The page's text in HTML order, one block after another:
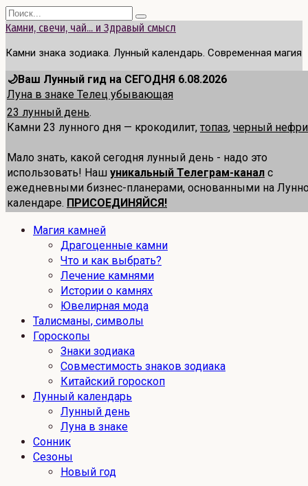
Перейти
к
Search
for:
Камни, свечи, чай... и Здравый смысл
Камни знака зодиака. Лунный календарь. Современная магия
🌙Ваш Лунный гид на СЕГОДНЯ 6.08.2026
Луна в знаке Телец убывающая
23 лунный день.
Камни 23 лунного дня — крокодилит, топаз, черный
Мало знать, какой сегодня лунный день - надо это
использовать! Наш уникальный Телеграм-канал с
ежедневными бизнес-планерами, основанными на
календаре. ПРИСОЕДИНЯЙСЯ!
Магия камней
Драгоценные камни
Что и как выбрать?
Лечение камнями
Истории о камнях
Ювелирная мода
Талисманы, символы
Гороскопы
Знаки зодиака
Совместимость знаков зодиака
Китайский гороскоп
Лунный календарь
Лунный день
Луна в знаке
Сонник
Сезоны
Новый год